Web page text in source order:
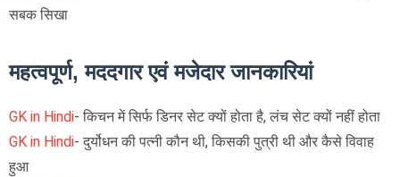
सबक सिखा
महत्वपूर्ण, मददगार एवं मजेदार जानकारियां
GK in Hindi- किचन में सिर्फ डिनर सेट क्यों होता है, लंच सेट क्यों नहीं होता
GK in Hindi- दुर्योधन की पत्नी कौन थी, किसकी पुत्री थी और कैसे विवाह
हुआ